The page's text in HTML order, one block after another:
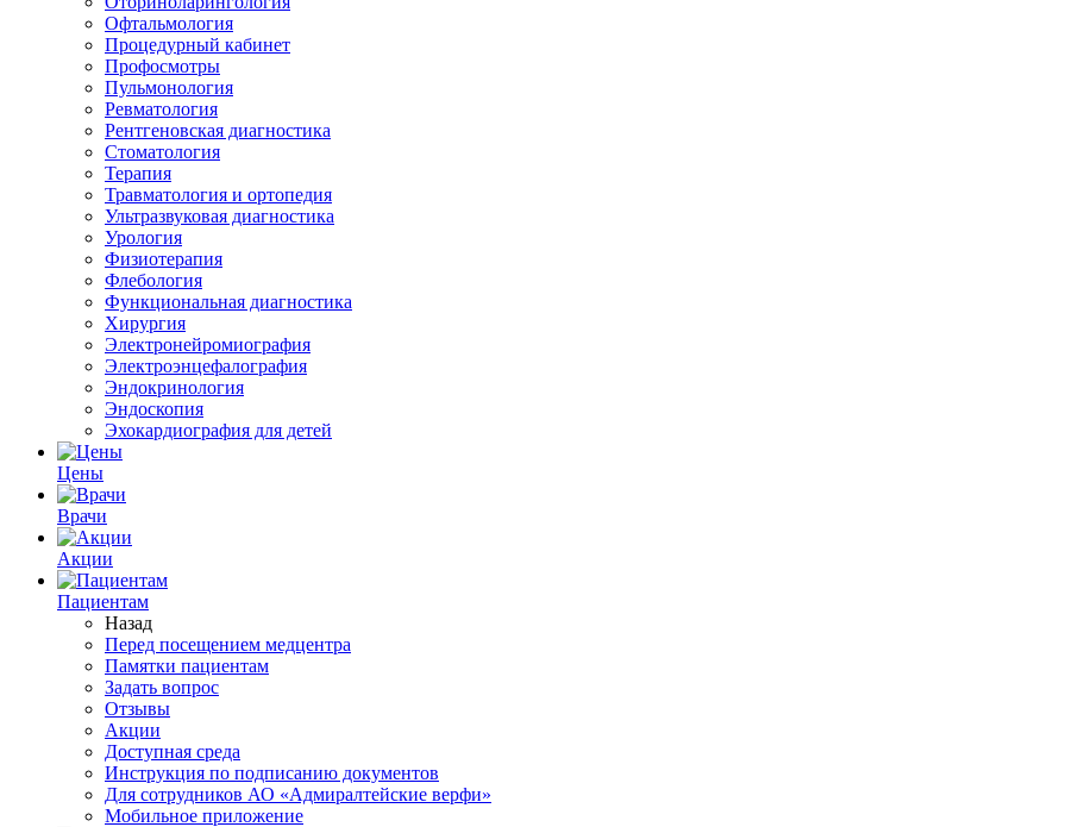
Офтальмология
Процедурный кабинет
Профосмотры
Пульмонология
Ревматология
Рентгеновская диагностика
Стоматология
Терапия
Травматология и ортопедия
Ультразвуковая диагностика
Урология
Физиотерапия
Флебология
Функциональная диагностика
Хирургия
Электронейромиография
Электроэнцефалография
Эндокринология
Эндоскопия
Эхокардиография для детей
Цены
Врачи
Акции
Пациентам
Назад
Перед посещением медцентра
Памятки пациентам
Задать вопрос
Отзывы
Акции
Доступная среда
Инструкция по подписанию документов
Для сотрудников АО «Адмиралтейские верфи»
Мобильное приложение